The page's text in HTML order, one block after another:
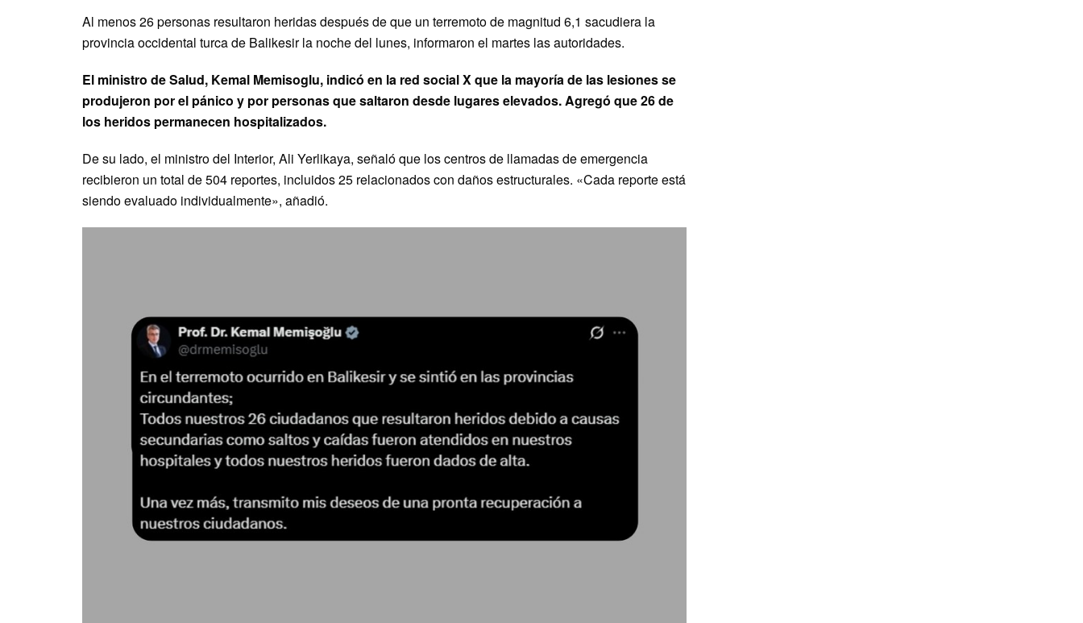
Al menos 26 personas resultaron heridas después de que un terremoto de magnitud 6,1 sacudiera la
provincia occidental turca de Balikesir la noche del lunes, informaron el martes las autoridades.
El ministro de Salud, Kemal Memisoglu, indicó en la red social X que la mayoría de las lesiones se
produjeron por el pánico y por personas que saltaron desde lugares elevados. Agregó que 26 de
los heridos permanecen hospitalizados.
De su lado, el ministro del Interior, Ali Yerlikaya, señaló que los centros de llamadas de emergencia
recibieron un total de 504 reportes, incluidos 25 relacionados con daños estructurales. «Cada reporte está
siendo evaluado individualmente», añadió.